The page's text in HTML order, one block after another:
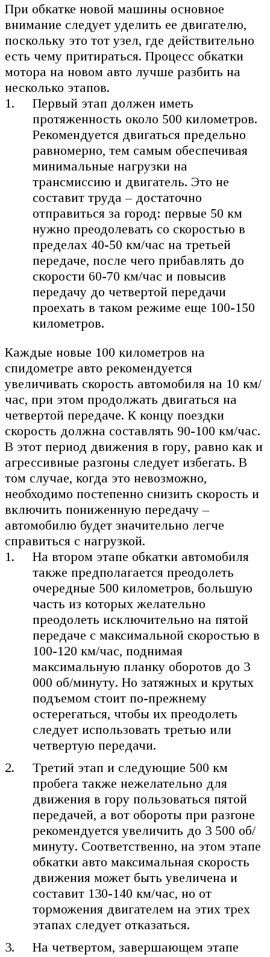
При обкатке новой машины основное
внимание следует уделить ее двигателю,
поскольку это тот узел, где действительно
есть чему притираться. Процесс обкатки
мотора на новом авто лучше разбить на
несколько этапов.
Первый этап должен иметь
протяженность около 500 километров.
Рекомендуется двигаться предельно
равномерно, тем самым обеспечивая
минимальные нагрузки на
трансмиссию и двигатель. Это не
составит труда – достаточно
отправиться за город: первые 50 км
нужно преодолевать со скоростью в
пределах 40-50 км/час на третьей
передаче, после чего прибавлять до
скорости 60-70 км/час и повысив
передачу до четвертой передачи
проехать в таком режиме еще 100-150
километров.
Каждые новые 100 километров на
спидометре авто рекомендуется
увеличивать скорость автомобиля на 10 км/
час, при этом продолжать двигаться на
четвертой передаче. К концу поездки
скорость должна составлять 90-100 км/час.
В этот период движения в гору, равно как и
агрессивные разгоны следует избегать. В
том случае, когда это невозможно,
необходимо постепенно снизить скорость и
включить пониженную передачу –
автомобилю будет значительно легче
справиться с нагрузкой.
На втором этапе обкатки автомобиля
также предполагается преодолеть
очередные 500 километров, большую
часть из которых желательно
преодолеть исключительно на пятой
передаче с максимальной скоростью в
100-120 км/час, поднимая
максимальную планку оборотов до 3
000 об/минуту. Но затяжных и крутых
подъемом стоит по-прежнему
остерегаться, чтобы их преодолеть
следует использовать третью или
четвертую передачи.
Третий этап и следующие 500 км
пробега также нежелательно для
движения в гору пользоваться пятой
передачей, а вот обороты при разгоне
рекомендуется увеличить до 3 500 об/
минуту. Соответственно, на этом этапе
обкатки авто максимальная скорость
движения может быть увеличена и
составит 130-140 км/час, но от
торможения двигателем на этих трех
этапах следует отказаться.
На четвертом, завершающем этапе